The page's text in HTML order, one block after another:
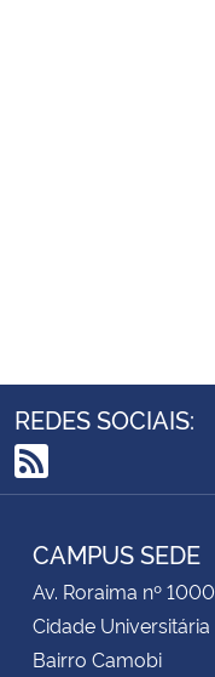
Controladoria-Geral da União
Secretaria-Geral
Secretaria de Governo
REDES SOCIAIS:
RSS
CAMPUS SEDE
Av. Roraima nº 1000
Cidade Universitária
Bairro Camobi